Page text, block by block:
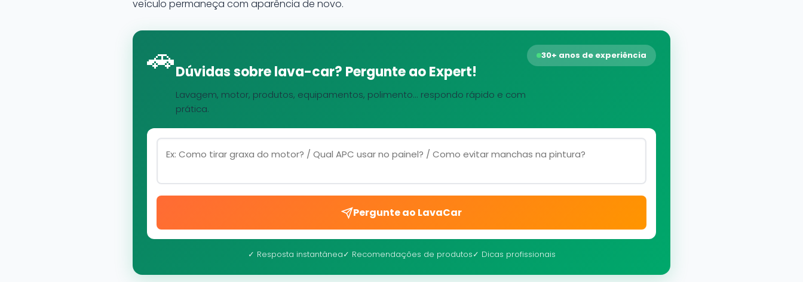
veículo permaneça com aparência de novo.
🚗Dúvidas sobre lava-car? Pergunte ao Expert!
Lavagem, motor, produtos, equipamentos, polimento... respondo rápido e com
prática.
30+ anos de experiência
Pergunte ao LavaCar
✓ Resposta instantânea✓ Recomendações de produtos✓ Dicas profissionais